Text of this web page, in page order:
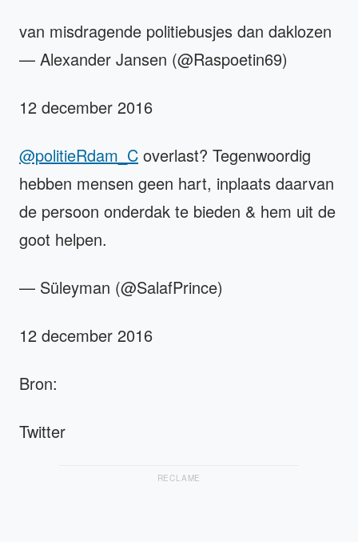
van misdragende politiebusjes dan daklozen
— Alexander Jansen (@Raspoetin69)
12 december 2016
@politieRdam_C overlast? Tegenwoordig
hebben mensen geen hart, inplaats daarvan
de persoon onderdak te bieden & hem uit de
goot helpen.
— Süleyman (@SalafPrince)
12 december 2016
Bron:
Twitter
RECLAME